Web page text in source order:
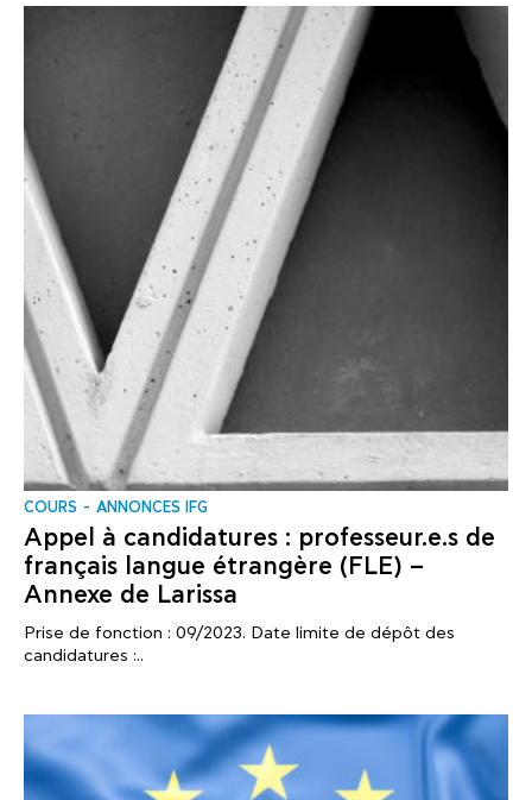
COURS ANNONCES IFG
Appel à candidatures : professeur.e.s de
français langue étrangère (FLE) –
Annexe de Larissa
Prise de fonction : 09/2023. Date limite de dépôt des
candidatures :..